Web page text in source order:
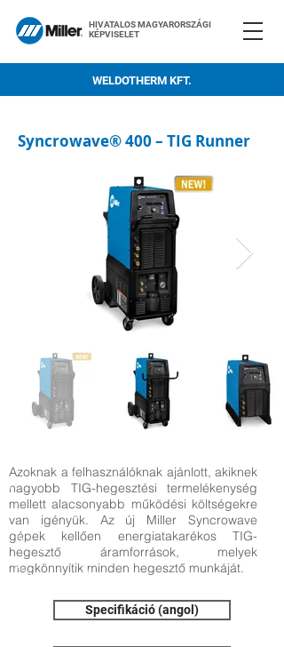
HIVATALOS MAGYARORSZÁGI
KÉPVISELET
WELDOTHERM KFT.
Syncrowave® 400 – TIG Runner
Azoknak a felhasználóknak ajánlott, akiknek
nagyobb TIG-hegesztési termelékenység
mellett alacsonyabb működési költségekre
van igényük. Az új Miller Syncrowave
gépek kellően energiatakarékos TIG-
hegesztő áramforrások, melyek
megkönnyítik minden hegesztő munkáját.
Specifikáció (angol)